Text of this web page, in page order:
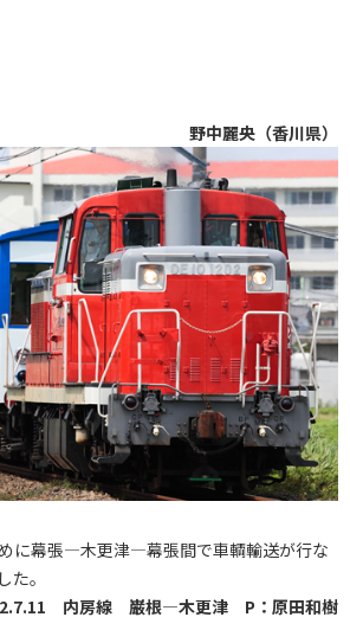
野中麗央（香川県）
に幕張―木更津―幕張間で車輌輸送が行な
た。
内房線 巌根―木更津 P：原田和樹